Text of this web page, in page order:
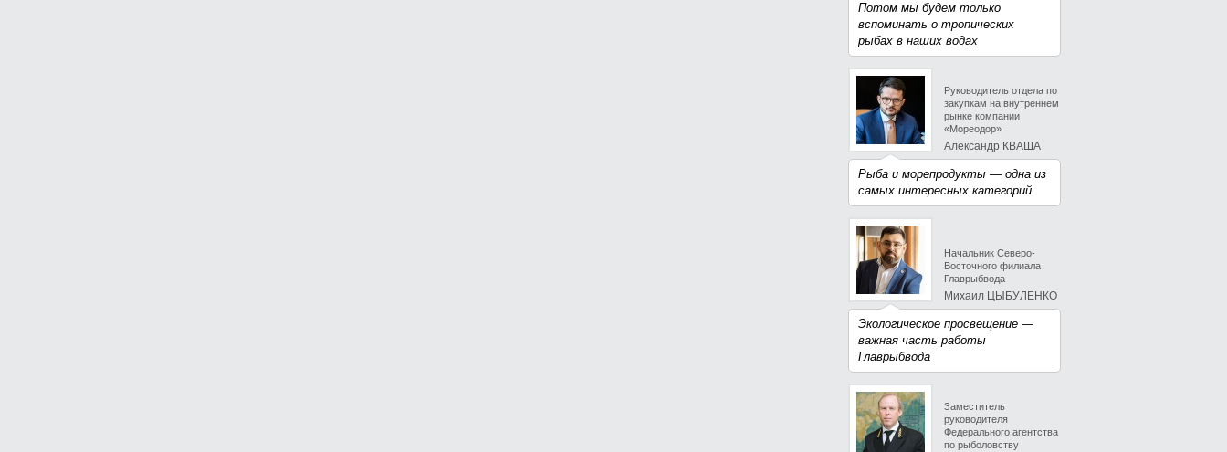
Потом мы будем только
вспоминать о тропических
рыбах в наших водах
Руководитель отдела по
закупкам на внутреннем
рынке компании
«Мореодор»
Александр КВАША
Рыба и морепродукты — одна из
самых интересных категорий
Начальник Северо-
Восточного филиала
Главрыбвода
Михаил ЦЫБУЛЕНКО
Экологическое просвещение —
важная часть работы
Главрыбвода
Заместитель
руководителя
Федерального агентства
по рыболовству